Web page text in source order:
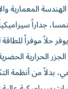
المعمارية
جداراً
يوفر حلاً موفراً
الحرارية
بدلاً من أنظمة